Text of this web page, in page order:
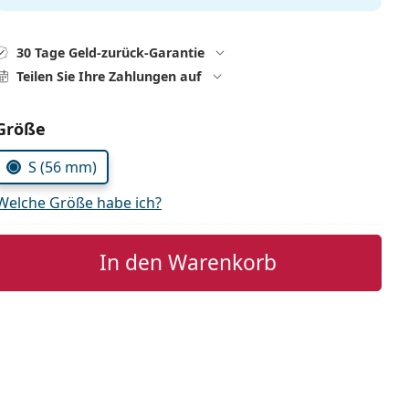
30 Tage Geld-zurück-Garantie
Teilen Sie Ihre Zahlungen auf
wählen
S (56 mm)
Größe habe ich?
In den Warenkorb